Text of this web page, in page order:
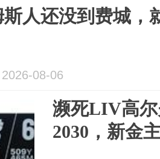
人还没到费城，
08-06
濒死LIV高
2030，新金